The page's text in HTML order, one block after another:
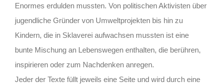
Enormes erdulden mussten. Von politischen Aktivisten über
jugendliche Gründer von Umweltprojekten bis hin zu
Kindern, die in Sklaverei aufwachsen mussten ist eine
bunte Mischung an Lebenswegen enthalten, die berühren,
inspirieren oder zum Nachdenken anregen.
Jeder der Texte füllt jeweils eine Seite und wird durch eine